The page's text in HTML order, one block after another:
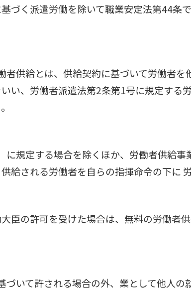
づく派遣労働を除いて職業安定法第44条で
供給とは、供給契約に基づいて労働者を
い、労働者派遣法第2条第1号に規定する
に規定する場合を除くほか、労働者供給事
給される労働者を自らの指揮命令の下に
臣の許可を受けた場合は、無料の労働者
いて許される場合の外、業として他人の